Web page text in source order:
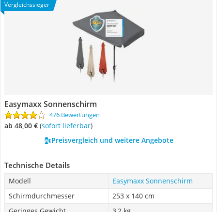
Vergleichssieger
Easymaxx Sonnenschirm
476 Bewertungen
ab 48,00 € ( Sofort lieferbar)
Preisvergleich und weitere Angebote
Technische Details
Modell
Easymaxx Sonnenschirm
Schirmdurchmesser
253 x 140 cm